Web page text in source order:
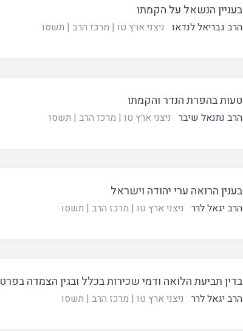
בעניין הנשאל על הקמתו
הרב גבריאל לנדאו ניצני ארץ טו | מרכז הרב | תשסו
טעות בהפרת הנדר והקמתו
הרב נתנאל שיבר ניצני ארץ טו | מרכז הרב | תשסו
בענין הרואה ערי יהודה וישראל
הרב יגאל לרר ניצני ארץ טו | מרכז הרב | תשסו
בדין תביעת הלואה ודמי שכירות בכלל ובגין הצמדה בפרט
הרב יגאל לרר ניצני ארץ טו | מרכז הרב | תשסו